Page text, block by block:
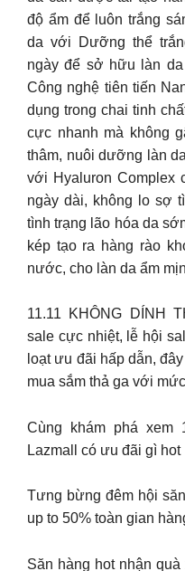
độ ẩm để luôn trắng
da với Dưỡng thể
ngày để sở hữu làn
Công nghệ tiên tiến
dụng trong chai tinh
cực nhanh mà không
thâm, nuôi dưỡng làn
với Hyaluron Complex
ngày dài, không lo sợ
tình trạng lão hóa da
kép tạo ra hàng rào
nước, cho làn da ẩm
11.11 KHÔNG DÍNH
sale cực nhiệt, lễ hội
loạt ưu đãi hấp dẫn,
mua sắm thả ga với
Cùng khám phá xem
Lazmall có ưu đãi gì hot
Tưng bừng đêm hội
up to 50% toàn gian
Săn hàng hot nhận